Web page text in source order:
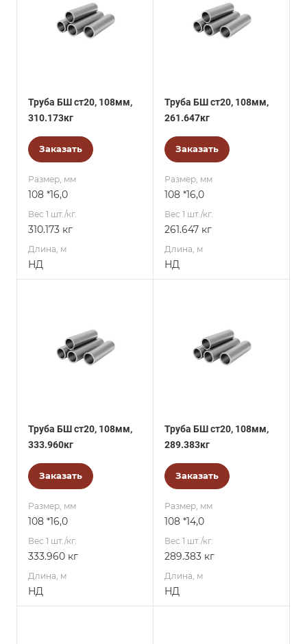
Труба БШ ст20, 108мм,
310.173кг
Заказать
Размер, мм
108 *16,0
Вес 1 шт./кг.
310.173 кг
Длина, м
НД
Труба БШ ст20, 108мм,
261.647кг
Заказать
Размер, мм
108 *16,0
Вес 1 шт./кг.
261.647 кг
Длина, м
НД
Труба БШ ст20, 108мм,
333.960кг
Заказать
Размер, мм
108 *16,0
Вес 1 шт./кг.
333.960 кг
Длина, м
НД
Труба БШ ст20, 108мм,
289.383кг
Заказать
Размер, мм
108 *14,0
Вес 1 шт./кг.
289.383 кг
Длина, м
НД